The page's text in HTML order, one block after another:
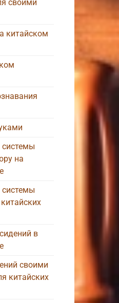
своими
китайском
системы
на
системы
в
своими
китайских